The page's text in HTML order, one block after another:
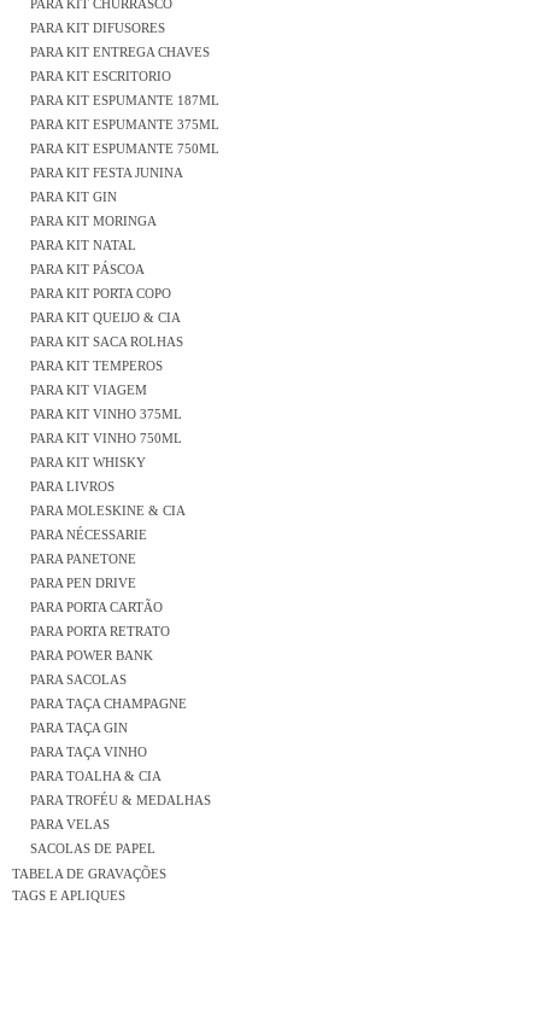
PARA KIT CHURRASCO
PARA KIT DIFUSORES
PARA KIT ENTREGA CHAVES
PARA KIT ESCRITORIO
PARA KIT ESPUMANTE 187ML
PARA KIT ESPUMANTE 375ML
PARA KIT ESPUMANTE 750ML
PARA KIT FESTA JUNINA
PARA KIT GIN
PARA KIT MORINGA
PARA KIT NATAL
PARA KIT PÁSCOA
PARA KIT PORTA COPO
PARA KIT QUEIJO & CIA
PARA KIT SACA ROLHAS
PARA KIT TEMPEROS
PARA KIT VIAGEM
PARA KIT VINHO 375ML
PARA KIT VINHO 750ML
PARA KIT WHISKY
PARA LIVROS
PARA MOLESKINE & CIA
PARA NÉCESSARIE
PARA PANETONE
PARA PEN DRIVE
PARA PORTA CARTÃO
PARA PORTA RETRATO
PARA POWER BANK
PARA SACOLAS
PARA TAÇA CHAMPAGNE
PARA TAÇA GIN
PARA TAÇA VINHO
PARA TOALHA & CIA
PARA TROFÉU & MEDALHAS
PARA VELAS
SACOLAS DE PAPEL
TABELA DE GRAVAÇÕES
TAGS E APLIQUES